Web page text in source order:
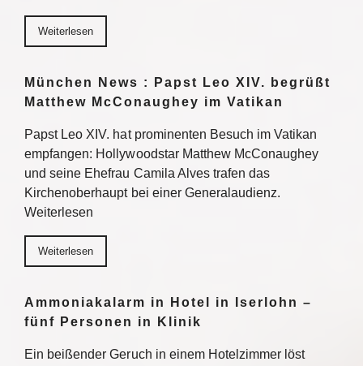
Weiterlesen
München News : Papst Leo XIV. begrüßt
Matthew McConaughey im Vatikan
Papst Leo XIV. hat prominenten Besuch im Vatikan
empfangen: Hollywoodstar Matthew McConaughey
und seine Ehefrau Camila Alves trafen das
Kirchenoberhaupt bei einer Generalaudienz.
Weiterlesen
Weiterlesen
Ammoniakalarm in Hotel in Iserlohn –
fünf Personen in Klinik
Ein beißender Geruch in einem Hotelzimmer löst